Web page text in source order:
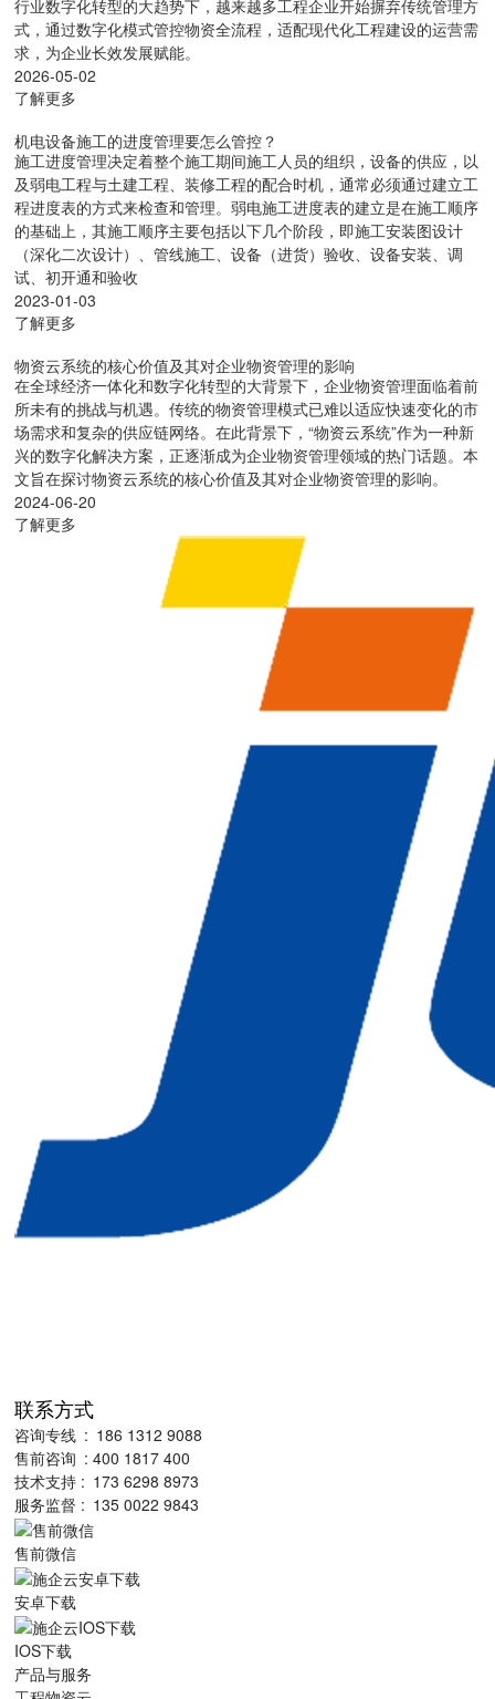
行业数字化转型的大趋势下，越来越多工程企业开始摒弃传统管理方
式，通过数字化模式管控物资全流程，适配现代化工程建设的运营需
求，为企业长效发展赋能。
2026-05-02
了解更多
机电设备施工的进度管理要怎么管控？
施工进度管理决定着整个施工期间施工人员的组织，设备的供应，以
及弱电工程与土建工程、装修工程的配合时机，通常必须通过建立工
程进度表的方式来检查和管理。弱电施工进度表的建立是在施工顺序
的基础上，其施工顺序主要包括以下几个阶段，即施工安装图设计
（深化二次设计）、管线施工、设备（进货）验收、设备安装、调
试、初开通和验收
2023-01-03
了解更多
物资云系统的核心价值及其对企业物资管理的影响
在全球经济一体化和数字化转型的大背景下，企业物资管理面临着前
所未有的挑战与机遇。传统的物资管理模式已难以适应快速变化的市
场需求和复杂的供应链网络。在此背景下，“物资云系统”作为一种新
兴的数字化解决方案，正逐渐成为企业物资管理领域的热门话题。本
文旨在探讨物资云系统的核心价值及其对企业物资管理的影响。
2024-06-20
了解更多
联系方式
咨询专线 : 186 1312 9088
售前咨询 : 400 1817 400
技术支持 : 173 6298 8973
服务监督 : 135 0022 9843
售前微信
安卓下载
IOS下载
产品与服务